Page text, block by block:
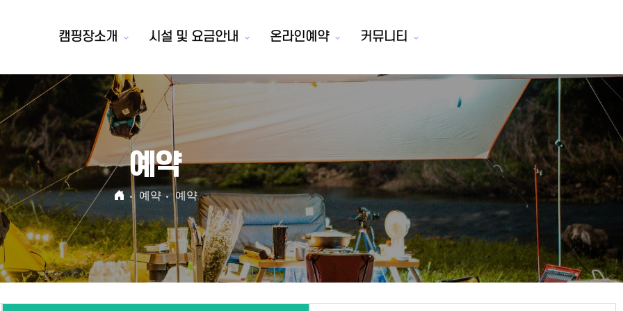
캠핑장소개 시설 및 요금안내 온라인예약 커뮤니티
예약
예약 예약